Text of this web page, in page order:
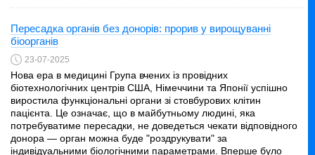
Пересадка органів без донорів: прорив у вирощуванні
біоорганів
23-07-2025
Нова ера в медицині Група вчених із провідних
біотехнологічних центрів США, Німеччини та Японії успішно
виростила функціональні органи зі стовбурових клітин
пацієнта. Це означає, що в майбутньому людині, яка
потребуватиме пересадки, не доведеться чекати відповідного
донора — орган можна буде "роздрукувати" за
індивідуальними біологічними параметрами. Вперше було